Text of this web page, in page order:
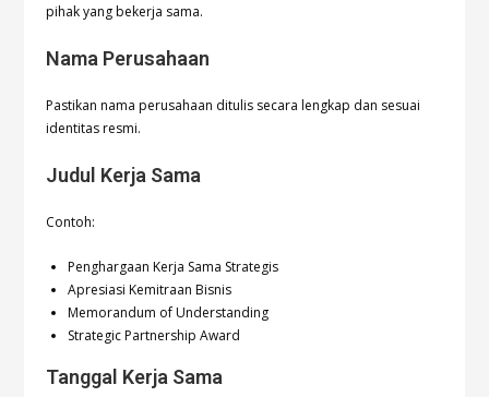
pihak yang bekerja sama.
Nama Perusahaan
Pastikan nama perusahaan ditulis secara lengkap dan sesuai
identitas resmi.
Judul Kerja Sama
Contoh:
Penghargaan Kerja Sama Strategis
Apresiasi Kemitraan Bisnis
Memorandum of Understanding
Strategic Partnership Award
Tanggal Kerja Sama